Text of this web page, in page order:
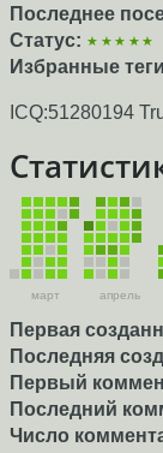
Последнее
Статус: ★★★★★
Избранные
ICQ:51280194
март апрель
Первая
Последняя
Первый
Последний
Число